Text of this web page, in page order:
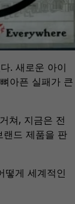
. 새로운 아이
아픈 실패가 큰
쳐, 지금은 전
드 제품을 판
떻게 세계적인